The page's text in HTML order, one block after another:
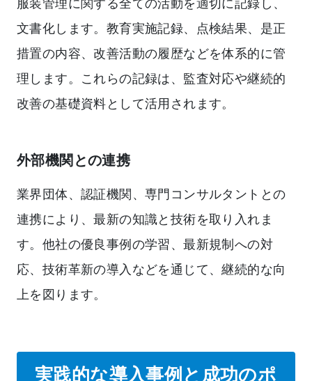
服装管理に関する全ての活動を適切に記録し、
文書化します。教育実施記録、点検結果、是正
措置の内容、改善活動の履歴などを体系的に管
理します。これらの記録は、監査対応や継続的
改善の基礎資料として活用されます。
外部機関との連携
業界団体、認証機関、専門コンサルタントとの
連携により、最新の知識と技術を取り入れま
す。他社の優良事例の学習、最新規制への対
応、技術革新の導入などを通じて、継続的な向
上を図ります。
実践的な導入事例と成功のポ